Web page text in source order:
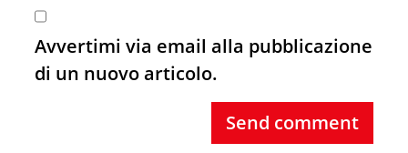
Avvertimi via email alla pubblicazione
di un nuovo articolo.
Send comment